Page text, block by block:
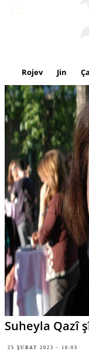
Rojev Jin
Suheyla Qazî
25 ŞUBAT 2023 - 16:03